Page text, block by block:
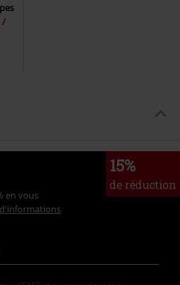
15%
de réduction
en vous